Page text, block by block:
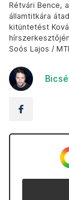
Rétvári Bence,
államtitkára
kitüntetést
Soós Lajos / MTI